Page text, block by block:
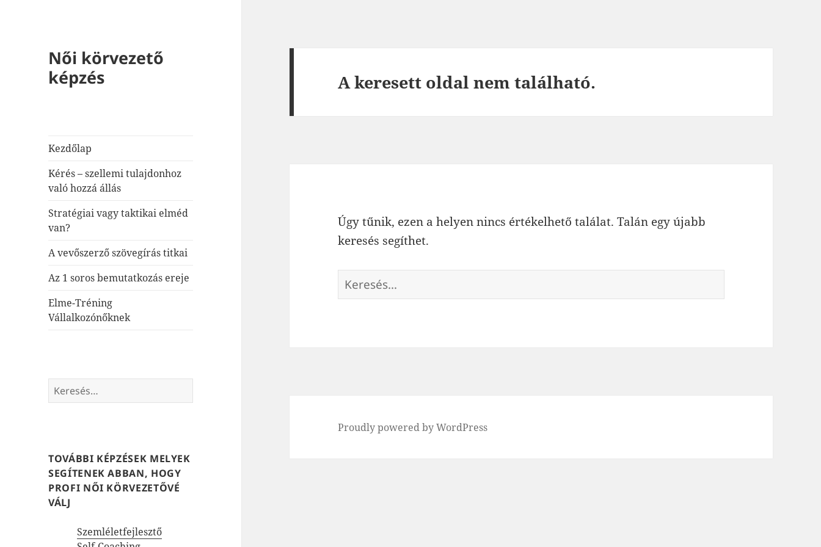
Női körvezető
képzés
Kezdőlap
Kérés – szellemi tulajdonhoz
való hozzá állás
Stratégiai vagy taktikai elméd
van?
A vevőszerző szövegírás titkai
Az 1 soros bemutatkozás ereje
Elme-Tréning
Vállalkozónőknek
Keresés:
TOVÁBBI KÉPZÉSEK MELYEK
SEGÍTENEK ABBAN, HOGY
PROFI NŐI KÖRVEZETŐVÉ
VÁLJ
Szemléletfejlesztő
A keresett oldal nem található.
Úgy tűnik, ezen a helyen nincs értékelhető találat. Talán egy újabb
keresés segíthet.
Keresés:
Proudly powered by WordPress